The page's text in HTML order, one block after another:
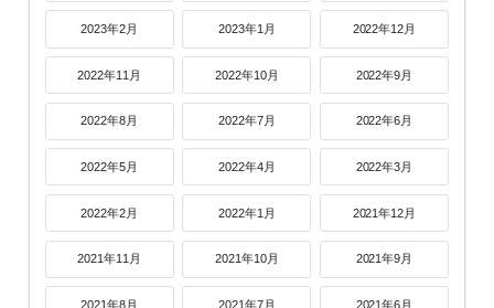
2023年2月 2023年1月 2022年12月
2022年11月 2022年10月 2022年9月
2022年8月 2022年7月 2022年6月
2022年5月 2022年4月 2022年3月
2022年2月 2022年1月 2021年12月
2021年11月 2021年10月 2021年9月
2021年8月 2021年7月 2021年6月